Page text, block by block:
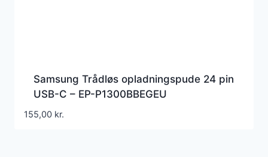
Samsung Trådløs opladningspude 24 pin
USB-C – EP-P1300BBEGEU
155,00 kr.